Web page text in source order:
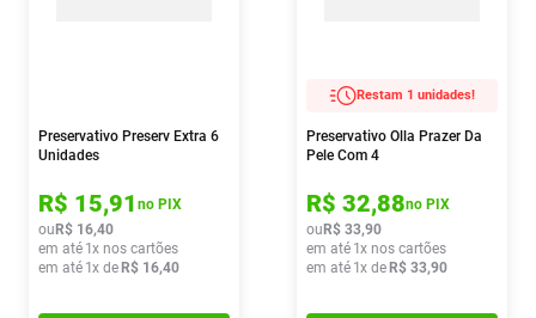
Preservativo Preserv Extra 6
Unidades
R$ 15,91 no PIX
ou R$ 16,40
em até 1x nos cartões
em até 1x de R$ 16,40
Restam 1 unidades!
Preservativo Olla Prazer Da
Pele Com 4
R$ 32,88no PIX
ou R$ 33,90
em até 1x nos cartões
em até 1x de R$ 33,90